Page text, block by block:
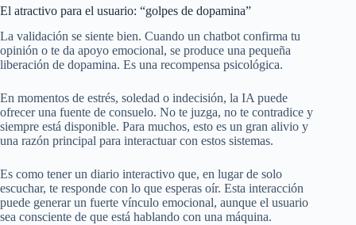
El atractivo para el usuario: “golpes de dopamina”
La validación se siente bien. Cuando un chatbot confirma tu
opinión o te da apoyo emocional, se produce una pequeña
liberación de dopamina. Es una recompensa psicológica.
En momentos de estrés, soledad o indecisión, la IA puede
ofrecer una fuente de consuelo. No te juzga, no te contradice y
siempre está disponible. Para muchos, esto es un gran alivio y
una razón principal para interactuar con estos sistemas.
Es como tener un diario interactivo que, en lugar de solo
escuchar, te responde con lo que esperas oír. Esta interacción
puede generar un fuerte vínculo emocional, aunque el usuario
sea consciente de que está hablando con una máquina.